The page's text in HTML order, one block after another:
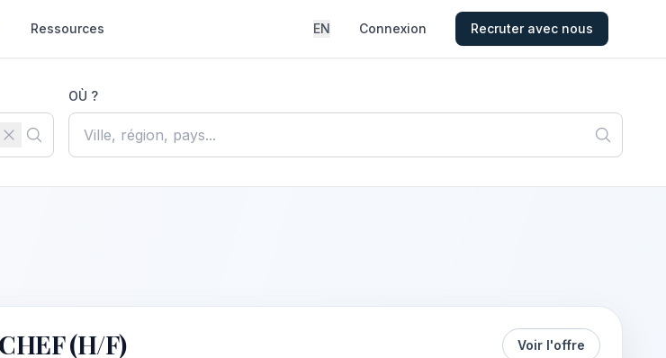
Ressources EN Connexion Recruter avec nous
OÙ ?
(H/F) Voir l'offre